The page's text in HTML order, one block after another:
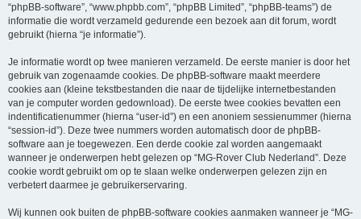
“phpBB-software”, “www.phpbb.com”, “phpBB Limited”, “phpBB-teams”) de
informatie die wordt verzameld gedurende een bezoek aan dit forum, wordt
gebruikt (hierna “je informatie”).
Je informatie wordt op twee manieren verzameld. De eerste manier is door het
gebruik van zogenaamde cookies. De phpBB-software maakt meerdere
cookies aan (kleine tekstbestanden die naar de tijdelijke internetbestanden
van je computer worden gedownload). De eerste twee cookies bevatten een
indentificatienummer (hierna “user-id”) en een anoniem sessienummer (hierna
“session-id”). Deze twee nummers worden automatisch door de phpBB-
software aan je toegewezen. Een derde cookie zal worden aangemaakt
wanneer je onderwerpen hebt gelezen op “MG-Rover Club Nederland”. Deze
cookie wordt gebruikt om op te slaan welke onderwerpen gelezen zijn en
verbetert daarmee je gebruikerservaring.
Wij kunnen ook buiten de phpBB-software cookies aanmaken wanneer je “MG-